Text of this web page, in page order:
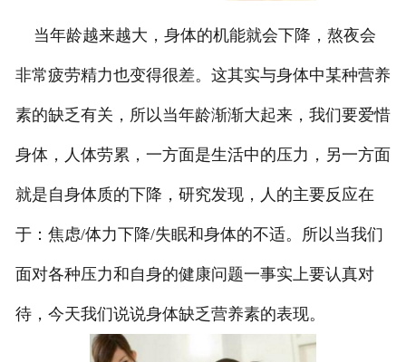
你问我答
关于我们
当年龄越来越大，身体的机能就会下降，熬夜会
非常疲劳精力也变得很差。这其实与身体中某种营养
素的缺乏有关，所以当年龄渐渐大起来，我们要爱惜
身体，人体劳累，一方面是生活中的压力，另一方面
就是自身体质的下降，研究发现，人的主要反应在
于：焦虑/体力下降/失眠和身体的不适。所以当我们
面对各种压力和自身的健康问题一事实上要认真对
待，今天我们说说身体缺乏营养素的表现。